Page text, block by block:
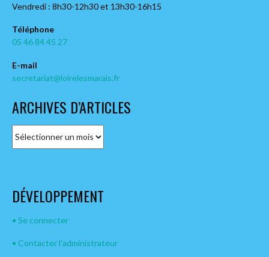
Vendredi : 8h30-12h30 et 13h30-16h15
Téléphone
05 46 84 45 27
E-mail
secretariat@loirelesmarais.fr
ARCHIVES D’ARTICLES
v
s
’
DÉVELOPPEMENT
• Se connecter
• Contacter l’administrateur